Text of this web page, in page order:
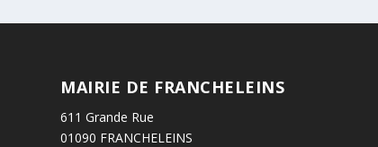
MAIRIE DE FRANCHELEINS
611 Grande Rue
01090 FRANCHELEINS